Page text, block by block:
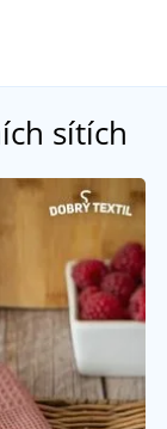
sítích